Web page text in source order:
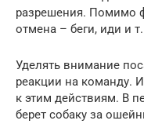
разрешения. Помимо
отмена – беги, иди и
Уделять внимание
реакции на команду.
к этим действиям. В
берет собаку за